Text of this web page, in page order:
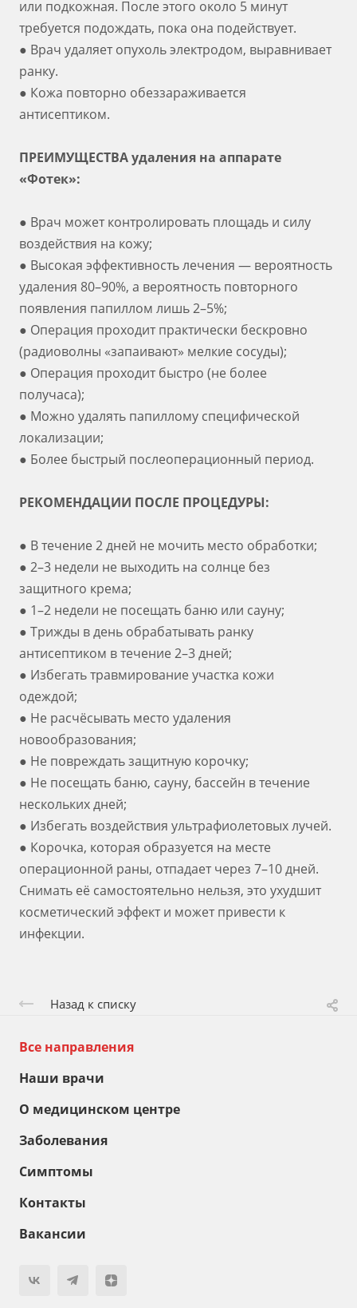
или подкожная. После этого около 5 минут
требуется подождать, пока она подействует.
● Врач удаляет опухоль электродом, выравнивает
ранку.
● Кожа повторно обеззараживается
антисептиком.
ПРЕИМУЩЕСТВА удаления на аппарате
«Фотек»:
● Врач может контролировать площадь и силу
воздействия на кожу;
● Высокая эффективность лечения — вероятность
удаления 80–90%, а вероятность повторного
появления папиллом лишь 2–5%;
● Операция проходит практически бескровно
(радиоволны «запаивают» мелкие сосуды);
● Операция проходит быстро (не более
получаса);
● Можно удалять папиллому специфической
локализации;
● Более быстрый послеоперационный период.
РЕКОМЕНДАЦИИ ПОСЛЕ ПРОЦЕДУРЫ:
● В течение 2 дней не мочить место обработки;
● 2–3 недели не выходить на солнце без
защитного крема;
● 1–2 недели не посещать баню или сауну;
● Трижды в день обрабатывать ранку
антисептиком в течение 2–3 дней;
● Избегать травмирование участка кожи
одеждой;
● Не расчёсывать место удаления
новообразования;
● Не повреждать защитную корочку;
● Не посещать баню, сауну, бассейн в течение
нескольких дней;
● Избегать воздействия ультрафиолетовых лучей.
● Корочка, которая образуется на месте
операционной раны, отпадает через 7–10 дней.
Снимать её самостоятельно нельзя, это ухудшит
косметический эффект и может привести к
инфекции.
Назад к списку
Все направления
Наши врачи
О медицинском центре
Заболевания
Симптомы
Контакты
Вакансии